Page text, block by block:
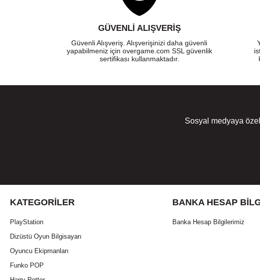
GÜVENLI ALIŞVERIŞ
Güvenli Alışveriş. Alışverişinizi daha güvenli
yapabilmeniz için overgame.com SSL güvenlik
sertifikası kullanmaktadır.
Sosyal medyaya
KATEGORILER
PlayStation
Dizüstü Oyun Bilgisayarı
Oyuncu Ekipmanları
Funko POP
BANKA HESAP
Banka Hesap Bilgilerimiz